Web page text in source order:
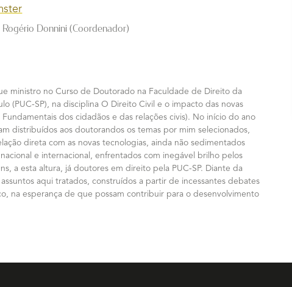
Donnini (Coordenador)
ministro no Curso de Doutorado na Faculdade de Direito da
(PUC-SP), na disciplina O Direito Civil e o impacto das novas
dos cidadãos e das relações civis). No início do ano
distribuídos aos doutorandos os temas por mim selecionados,
direta com as novas tecnologias, ainda não sedimentados
e internacional, enfrentados com inegável brilho pelos
a esta altura, já doutores em direito pela PUC-SP. Diante da
aqui tratados, construídos a partir de incessantes debates
na esperança de que possam contribuir para o desenvolvimento